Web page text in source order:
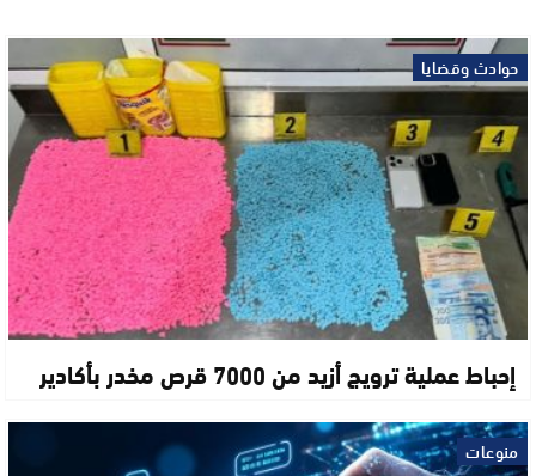
حوادث وقضايا
إحباط عملية ترويج أزيد من 7000 قرص مخدر بأكادير
منوعات